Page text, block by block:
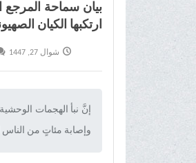
بیان سماحة المرجع
ارتکبها الکيان
شوال 27, 1447
إنَّ نبأ الهجمات
وإصابة مئاتٍ من الناس